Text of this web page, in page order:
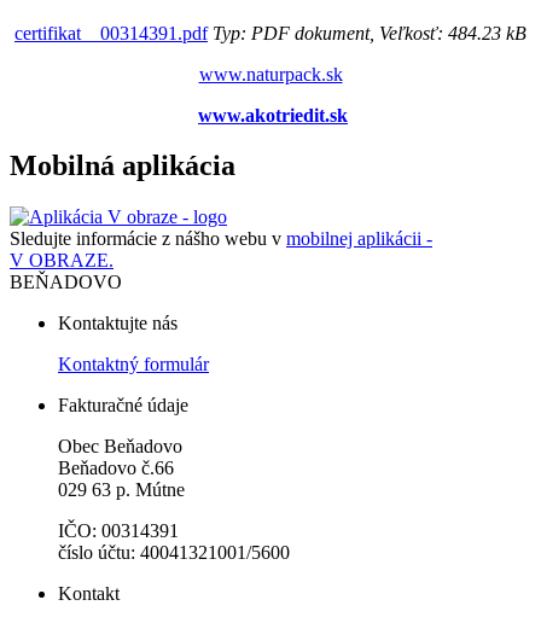
certifikat__00314391.pdfTyp: PDF dokument, Veľkosť: 484.23 kB
www.naturpack.sk
www.akotriedit.sk
Mobilná aplikácia
Sledujte informácie z nášho webu v mobilnej aplikácii -
V OBRAZE.
BEŇADOVO
Kontaktujte nás
Kontaktný formulár
Fakturačné údaje
Obec Beňadovo
Beňadovo č.66
029 63 p. Mútne
IČO: 00314391
číslo účtu: 40041321001/5600
Kontakt